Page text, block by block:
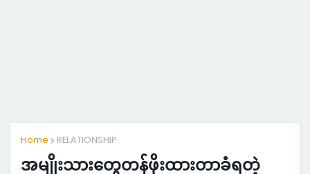
Home RELATIONSHIP
အမျိုးသားတွေတန်ဖိုးထားတာခံရတဲ့